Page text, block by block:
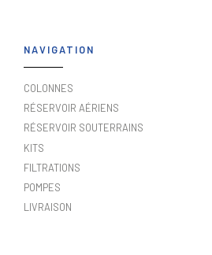
NAVIGATION
COLONNES
RÉSERVOIR AÉRIENS
RÉSERVOIR SOUTERRAINS
KITS
FILTRATIONS
POMPES
LIVRAISON